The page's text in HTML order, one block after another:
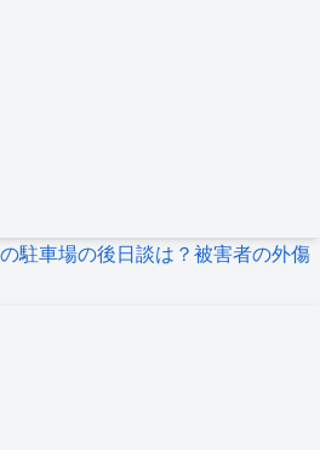
駐車場の後日談は？被害者の外傷